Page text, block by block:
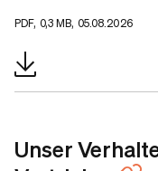
PDF, 0,3 MB, 05.08.2026
Unser